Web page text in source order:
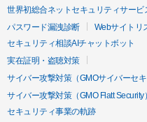
世界初総合ネットセキュリティサービ
パスワード漏洩診断
Webサイトリ
セキュリティ相談AIチャットボット
実在証明・盗聴対策
サイバー攻撃対策（GMOサイバーセキ
サイバー攻撃対策（GMO Flatt Security）
セキュリティ事業の軌跡